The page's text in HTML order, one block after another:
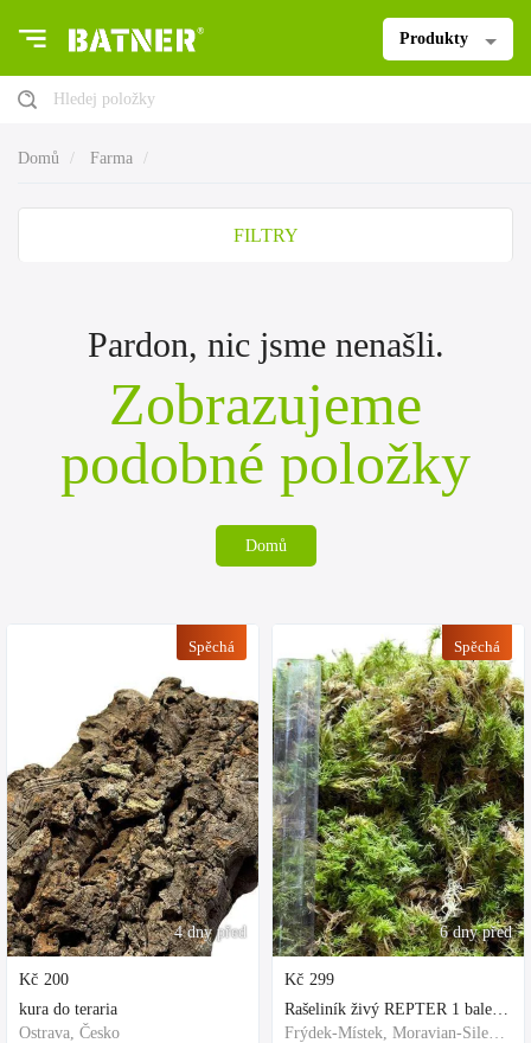
Produkty
Hledej položky
Domů Farma
FILTRY
Pardon, nic jsme nenašli.
Zobrazujeme
podobné položky
Domů
4 dny před
Spěchá
Kč 200
kura do teraria
Ostrava, Česko
6 dny před
Spěchá
Kč 299
Rašeliník živý REPTER 1 balení - násada, TOP kvalita 30cm-30cm-8cm
Frýdek-Místek, Moravian-Silesian Region,Others